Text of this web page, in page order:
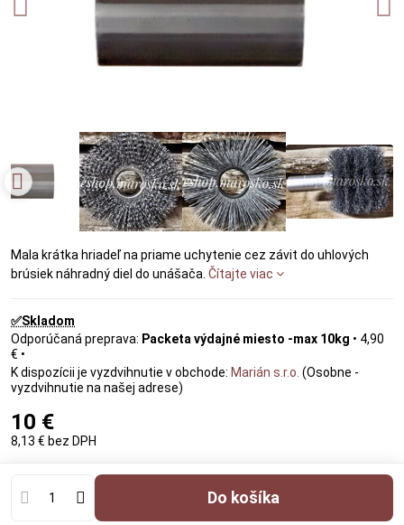
Mala krátka hriadeľ na priame uchytenie cez závit do uhlových
brúsiek náhradný diel do unášača. Čítajte viac
✅Skladom
Packeta výdajné miesto -max 10kg • 4,90
€ •
Marián s.r.o. (Osobne -
vyzdvihnutie na našej adrese)
10 €
8,13 € bez DPH
Do košíka